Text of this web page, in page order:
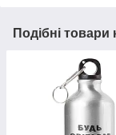
Подібні товари